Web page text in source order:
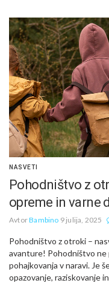
NASVETI
Pohodništvo z
opreme in varne
AvtorBambino 9 julija, 2025
Pohodništvo z otroki –
avanture! Pohodništvo ne
pohajkovanja v naravi. Je
opazovanje, raziskovanje